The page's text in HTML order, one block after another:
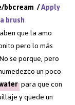
bbcream /Apply
brush
que la amo
pero lo más
se porque, pero
un poco
para que con
y quede un